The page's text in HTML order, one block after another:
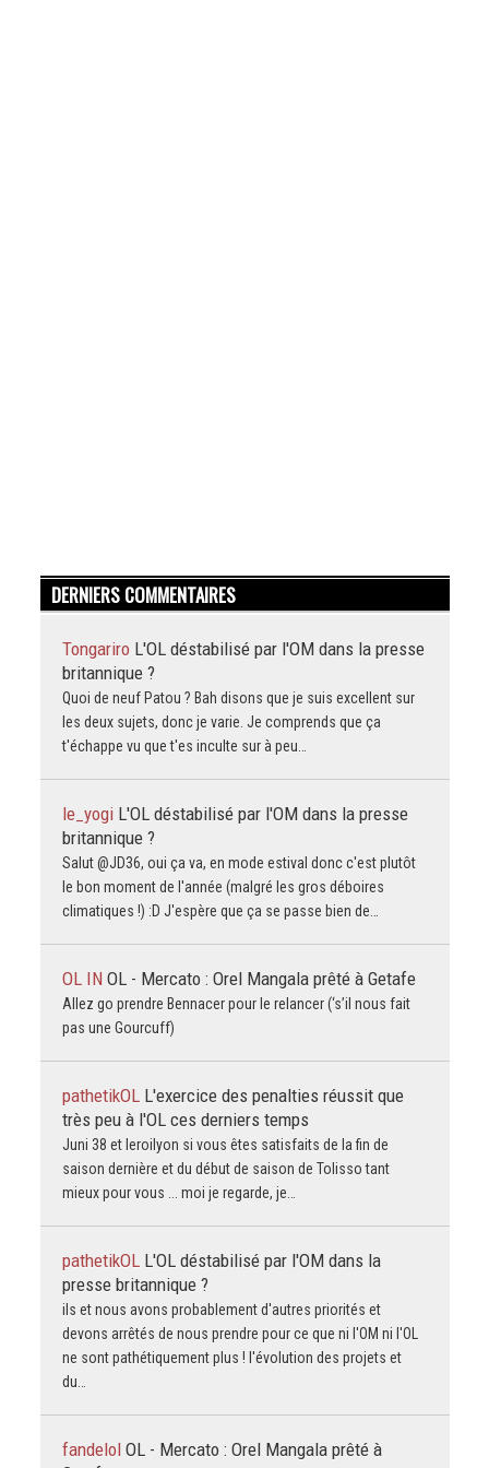
DERNIERS COMMENTAIRES
Tongariro L'OL déstabilisé par l'OM dans la presse
britannique ?
Quoi de neuf Patou ? Bah disons que je suis excellent sur
les deux sujets, donc je varie. Je comprends que ça
t'échappe vu que t'es inculte sur à peu…
le_yogi L'OL déstabilisé par l'OM dans la presse
britannique ?
Salut @JD36, oui ça va, en mode estival donc c'est plutôt
le bon moment de l'année (malgré les gros déboires
climatiques !) :D J'espère que ça se passe bien de…
OL IN OL - Mercato : Orel Mangala prêté à Getafe
Allez go prendre Bennacer pour le relancer (‘s’il nous fait
pas une Gourcuff)
pathetikOL L'exercice des penalties réussit que
très peu à l'OL ces derniers temps
Juni 38 et leroilyon si vous êtes satisfaits de la fin de
saison dernière et du début de saison de Tolisso tant
mieux pour vous ... moi je regarde, je…
pathetikOL L'OL déstabilisé par l'OM dans la
presse britannique ?
ils et nous avons probablement d'autres priorités et
devons arrêtés de nous prendre pour ce que ni l'OM ni l'OL
ne sont pathétiquement plus ! l'évolution des projets et
du…
fandelol OL - Mercato : Orel Mangala prêté à